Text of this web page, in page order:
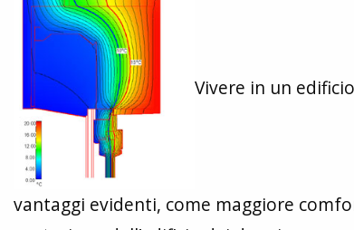
Vivere in un
vantaggi evidenti, come maggiore